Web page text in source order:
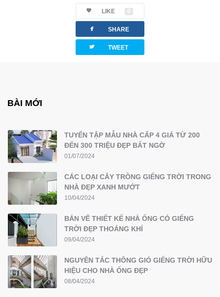
LIKE 0
facebook SHARE
twitterbird TWEET
BÀI MỚI
TUYỂN TẬP MẪU NHÀ CẤP 4 GIÁ TỪ 200
ĐẾN 300 TRIỆU ĐẸP BẤT NGỜ
01/07/2024
CÁC LOẠI CÂY TRỒNG GIẾNG TRỜI TRONG
NHÀ ĐẸP XANH MƯỚT
10/04/2024
BẢN VẼ THIẾT KẾ NHÀ ỐNG CÓ GIẾNG
TRỜI ĐẸP THOÁNG KHÍ
09/04/2024
NGUYÊN TẮC THÔNG GIÓ GIẾNG TRỜI HỮU
HIỆU CHO NHÀ ỐNG ĐẸP
08/04/2024